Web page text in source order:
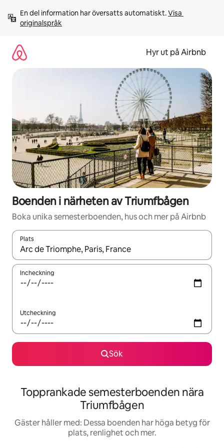
innehåll
En del information har översatts automatiskt. Visa
originalspråk
Hyr ut på Airbnb
Boenden i närheten av Triumfbågen
Boka unika semesterboenden, hus och mer på Airbnb
Plats
När resultaten är tillgängliga kan du navigera med upp- och
Incheckning
Utcheckning
Sök
Topprankade semesterboenden nära
Triumfbågen
Gäster håller med: Dessa boenden har höga betyg för
plats, renlighet och mer.